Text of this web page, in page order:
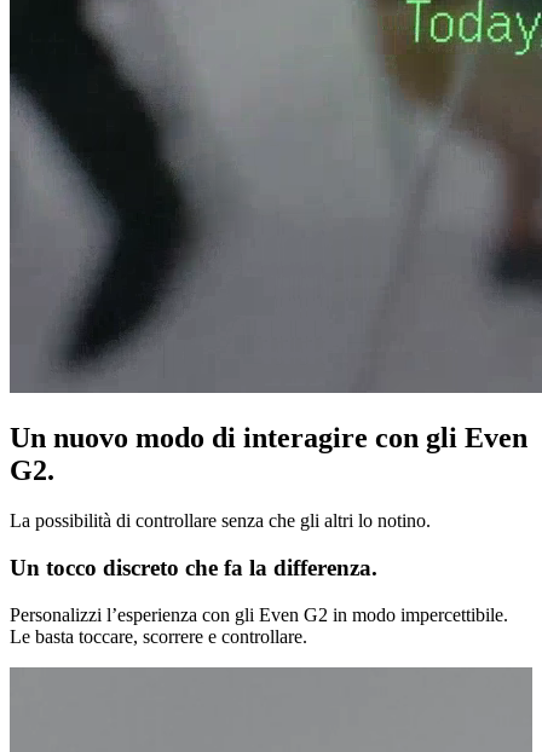
Un nuovo modo di interagire con gli Even
G2.
La possibilità di controllare senza che gli altri lo notino.
Un tocco discreto che fa la differenza.
Personalizzi l’esperienza con gli Even G2 in modo impercettibile.
Le basta toccare, scorrere e controllare.